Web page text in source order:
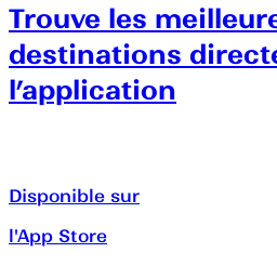
Trouve les
destinations
l’application
Disponible sur
l'App Store